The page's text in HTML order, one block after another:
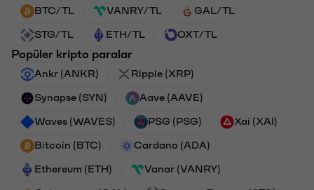
BTC/TL VANRY/TL GAL/TL
STG/TL ETH/TL OXT/TL
Popüler kripto paralar
Ankr (ANKR) Ripple (XRP)
Synapse (SYN) Aave (AAVE)
Waves (WAVES) PSG (PSG) Xai (XAI)
Bitcoin (BTC) Cardano (ADA)
Ethereum (ETH) Vanar (VANRY)